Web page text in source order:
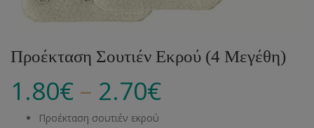
Προέκταση Σουτιέν Εκρού (4 Μεγέθη)
1.80€ – 2.70€
Προέκταση σουτιέν εκρού